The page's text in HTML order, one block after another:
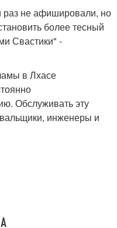
раз не афишировали, но
более тесный
Свастики" -
в Лхасе
Обслуживать эту
инженеры и